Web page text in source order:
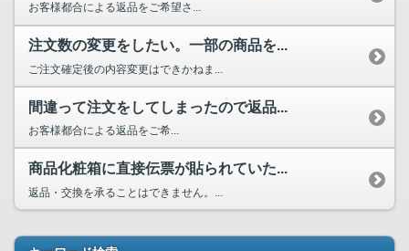
お客様都合による返品をご希望さ...
注文数の変更をしたい。一部の商品を...
ご注文確定後の内容変更はできかねま...
間違って注文をしてしまったので返品...
お客様都合による返品をご希...
商品化粧箱に直接伝票が貼られていた...
返品・交換を承ることはできません。...